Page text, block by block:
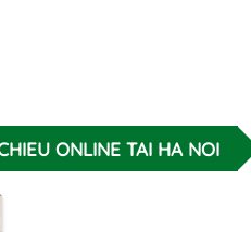
ONLINE TAI HA NOI